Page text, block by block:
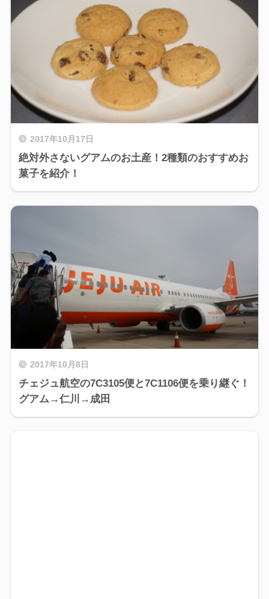
2017年10月17日
絶対外さないグアムのお土産！2種類のおすすめお
菓子を紹介！
2017年10月8日
チェジュ航空の7C3105便と7C1106便を乗り継ぐ！
グアム→仁川→成田